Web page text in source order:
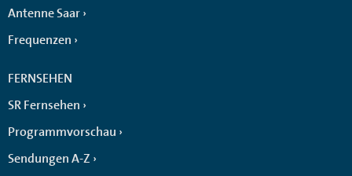
Antenne Saar
Frequenzen
FERNSEHEN
SR Fernsehen
Programmvorschau
Sendungen A-Z